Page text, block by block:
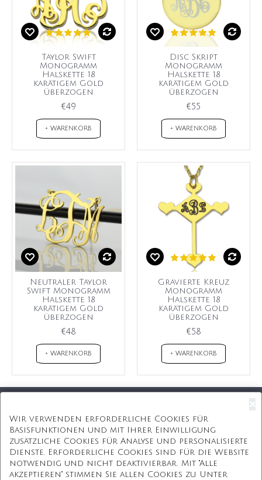
Taylor Swift
Monogramm
Halskette 18
karätigem Gold
überzogen
€49
+ WARENKORB
Disc Skript
Monogramm
Halskette 18
karätigem Gold
überzogen
€55
+ WARENKORB
Neutraler Taylor
Swift Monogramm
Halskette 18
karätigem Gold
überzogen
€48
+ WARENKORB
Gravierte Kreuz
Monogramm
Halskette 18
karätigem Gold
überzogen
€58
+ WARENKORB
Kostenlose Geschenkbox
Kostenlose Gravur
Wir verwenden erforderliche Cookies für
Basisfunktionen und mit Ihrer Einwilligung
zusätzliche Cookies für Analyse und personalisierte
Dienste. Erforderliche Cookies sind für die Website
notwendig und nicht deaktivierbar. Mit "Alle
akzeptieren" stimmen Sie allen Cookies zu. Unter